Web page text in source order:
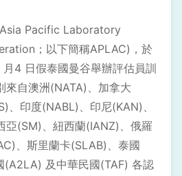
Pacific Laboratory
；以下簡稱APLAC)，於
4 日假泰國曼谷舉辦評估員訓
來自澳洲(NATA)、加拿大
、印度(NABL)、印尼(KAN)、
亞(SM)、紐西蘭(IANZ)、俄羅
、斯里蘭卡(SLAB)、泰國
(A2LA) 及中華民國(TAF) 各認